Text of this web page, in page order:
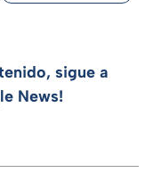
sigue a
News!